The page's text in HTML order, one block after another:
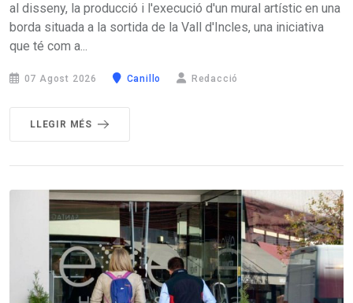
al disseny, la producció i l'execució d'un mural artístic en una
borda situada a la sortida de la Vall d'Incles, una iniciativa
que té com a...
07 Agost 2026 Canillo Redacció
LLEGIR MÉS